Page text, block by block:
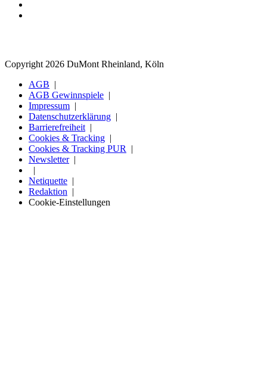
Copyright 2026 DuMont Rheinland, Köln
AGB
AGB Gewinnspiele
Impressum
Datenschutzerklärung
Barrierefreiheit
Cookies & Tracking
Cookies & Tracking PUR
Newsletter
Netiquette
Redaktion
Cookie-Einstellungen